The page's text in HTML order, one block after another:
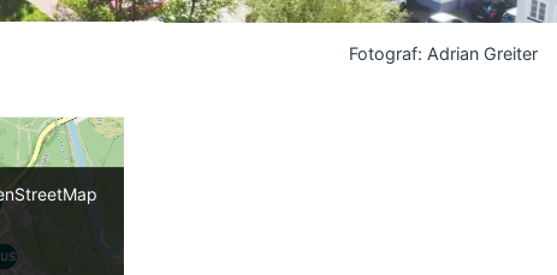
Fotograf: Adrian Greiter